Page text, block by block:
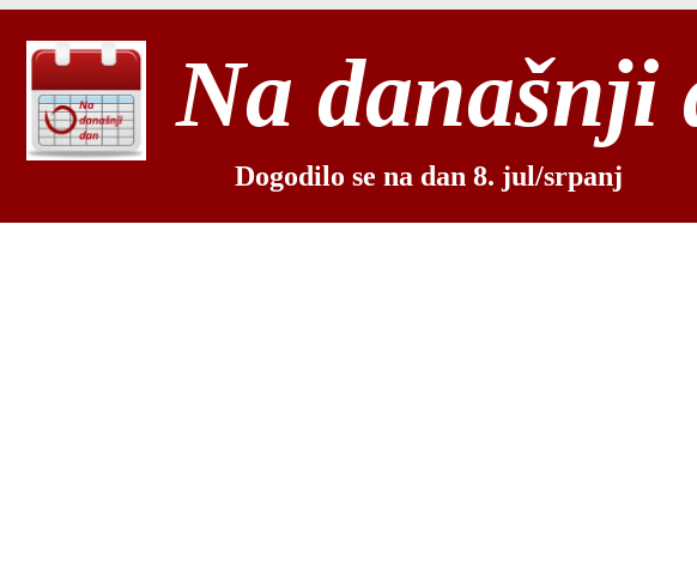
Na današnji
Dogodilo se na dan 8. jul/srpanj